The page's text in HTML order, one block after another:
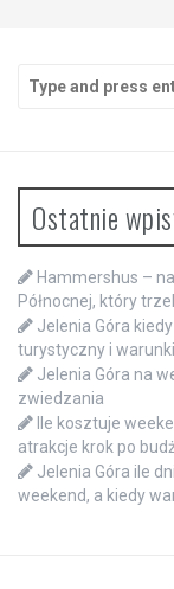
for:
Ostatnie
Hammershus –
Północnej, który
Jelenia Góra
turystyczny i
Jelenia Góra na
zwiedzania
Ile kosztuje
atrakcje krok po
Jelenia Góra ile
weekend, a kiedy